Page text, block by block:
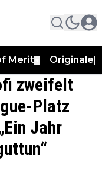
Merit Originale
zweifelt
Platz
Jahr